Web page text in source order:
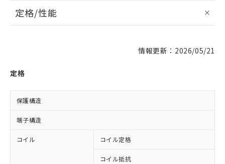
定格/性能
情報更新：2026/05/21
定格
保護構造
端子構造
コイル コイル定格
コイル抵抗